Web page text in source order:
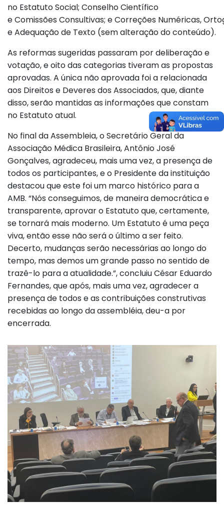
no Estatuto Social; Conselho Científico
e Comissões Consultivas; e Correções Numéricas,
e Adequação de Texto (sem alteração do conteúdo).
As reformas sugeridas passaram por deliberação e
votação, e oito das categorias tiveram as propostas
aprovadas. A única não aprovada foi a relacionada
aos Direitos e Deveres dos Associados, que, diante
disso, serão mantidas as informações que constam
no Estatuto atual.
No final da Assembleia, o Secretário Geral da
Associação Médica Brasileira, Antônio José
Gonçalves, agradeceu, mais uma vez, a presença de
todos os participantes, e o Presidente da instituição
destacou que este foi um marco histórico para a
AMB. “Nós conseguimos, de maneira democrática e
transparente, aprovar o Estatuto que, certamente,
se tornará mais moderno. Um Estatuto é uma peça
viva, então esse não será o último a ser feito.
Decerto, mudanças serão necessárias ao longo do
tempo, mas demos um grande passo no sentido de
trazê-lo para a atualidade.”, concluiu César Eduardo
Fernandes, que após, mais uma vez, agradecer a
presença de todos e as contribuições construtivas
recebidas ao longo da assembléia, deu-a por
encerrada.